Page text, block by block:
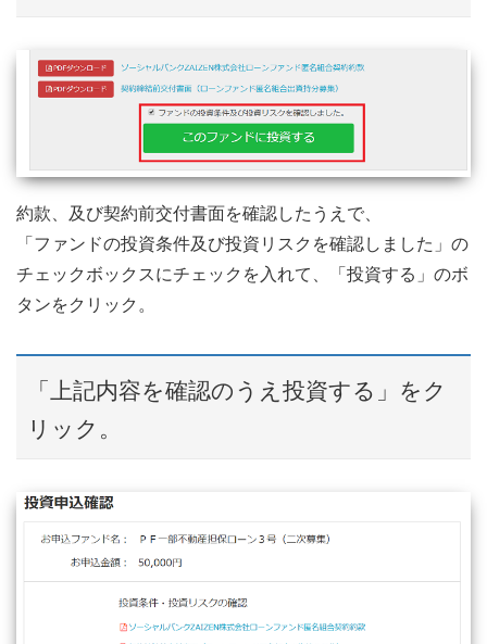
約款、及び契約前交付書面を確認したうえで、
「ファンドの投資条件及び投資リスクを確認しました」の
チェックボックスにチェックを入れて、「投資する」のボ
タンをクリック。
「上記内容を確認のうえ投資する」をク
リック。